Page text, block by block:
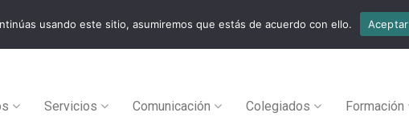
Servicios Comunicación Colegiados Formación
usando este sitio, asumiremos que estás de acuerdo con ello. Aceptar